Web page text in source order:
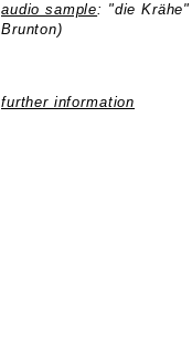
audio sample: "die
Brunton)
further information